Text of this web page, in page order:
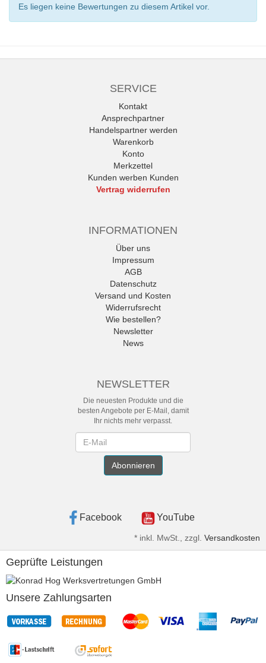
Es liegen keine Bewertungen zu diesem Artikel vor.
SERVICE
Kontakt
Ansprechpartner
Handelspartner werden
Warenkorb
Konto
Merkzettel
Kunden werben Kunden
Vertrag widerrufen
INFORMATIONEN
Über uns
Impressum
AGB
Datenschutz
Versand und Kosten
Widerrufsrecht
Wie bestellen?
Newsletter
News
NEWSLETTER
Die neuesten Produkte und die
besten Angebote per E-Mail, damit
Ihr nichts mehr verpasst.
Abonnieren
Facebook YouTube
* inkl. MwSt., zzgl. Versandkosten
Geprüfte Leistungen
Unsere Zahlungsarten